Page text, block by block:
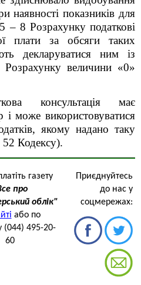
наявності показників для
– 8 Розрахунку податкові
плати за обсяги таких
декларуватися ним із
величини «0»
консультація має
і може використовуватися
якому надано таку
52 Кодексу).
газету
про
облік"
або по
(044) 495-20-
60
Приєднуйтесь
до нас у
соцмережах: